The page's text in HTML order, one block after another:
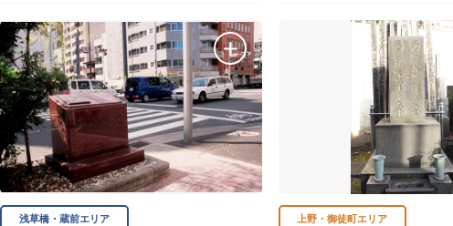
浅草橋・蔵前エリア 上野・御徒町エリア